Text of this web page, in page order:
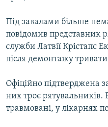
Під завалами більше
повідомив представник
служби Латвії Крістапс
після демонтажу
Офіційно підтверджена
них троє рятувальників.
травмовані, у лікарнях